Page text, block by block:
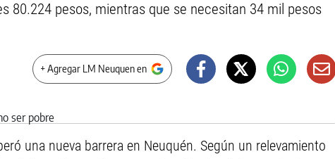
80.224 pesos, mientras que se necesitan 34 mil pesos
+ Agregar LM Neuquen en
una nueva barrera en Neuquén. Según un relevamiento